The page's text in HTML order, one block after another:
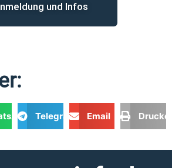
und Infos
Telegram Email